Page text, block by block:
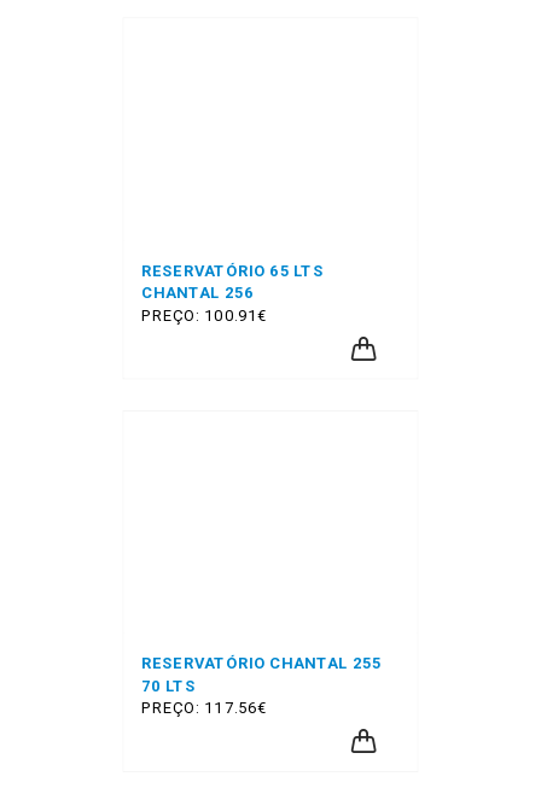
RESERVATÓRIO 65 LTS
CHANTAL 256
PREÇO: 100.91€
RESERVATÓRIO CHANTAL 255
70 LTS
PREÇO: 117.56€